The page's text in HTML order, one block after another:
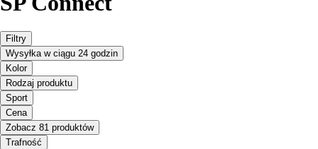
Filtry
Wysyłka w ciągu 24 godzin
Kolor
Rodzaj produktu
Sport
Cena
Zobacz 81 produktów
Trafność